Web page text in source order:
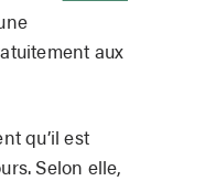
aux
qu’il est
Selon elle,